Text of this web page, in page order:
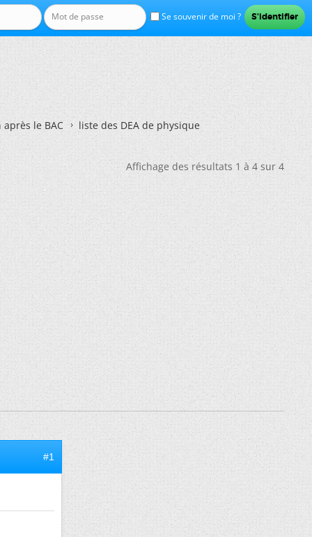
Se souvenir de moi ?
le BAC liste des DEA de physique
Affichage des résultats 1 à 4 sur 4
#1